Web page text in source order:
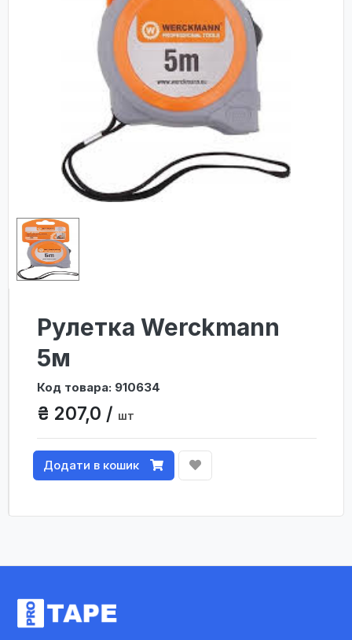
Рулетка Werckmann
5м
Код товара: 910634
₴ 207,0 / шт
Додати в кошик